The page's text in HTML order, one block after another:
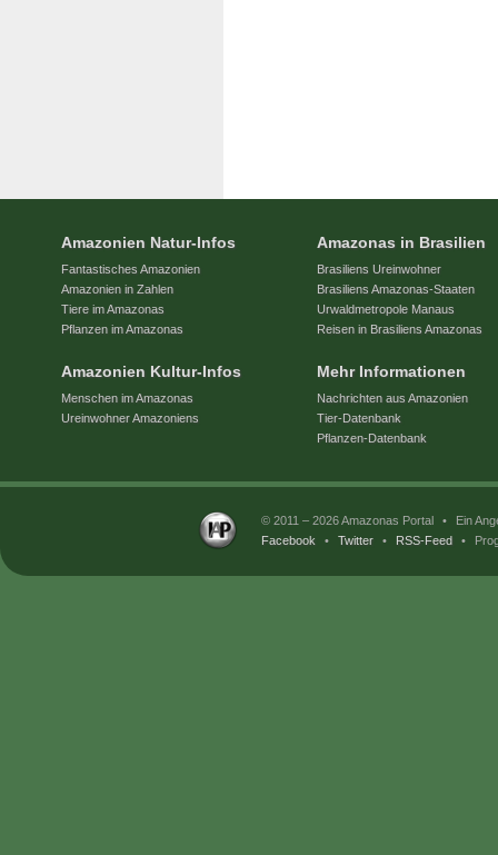
Amazonien Natur-Infos
Fantastisches Amazonien
Amazonien in Zahlen
Tiere im Amazonas
Pflanzen im Amazonas
Amazonien Kultur-Infos
Menschen im Amazonas
Ureinwohner Amazoniens
Amazonas in Brasilien
Brasiliens Ureinwohner
Brasiliens Amazonas-Staaten
Urwaldmetropole Manaus
Reisen in Brasiliens Amazonas
Mehr Informationen
Nachrichten aus Amazonien
Tier-Datenbank
Pflanzen-Datenbank
© 2011 – 2026 Amazonas Portal •
Ein
Facebook
• Twitter • RSS-Feed •